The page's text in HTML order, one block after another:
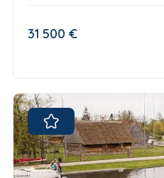
31 500 €